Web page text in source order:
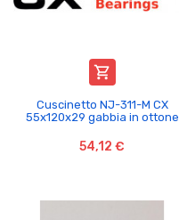

Cuscinetto NJ-311-M CX
55x120x29 gabbia in ottone
54,12 €